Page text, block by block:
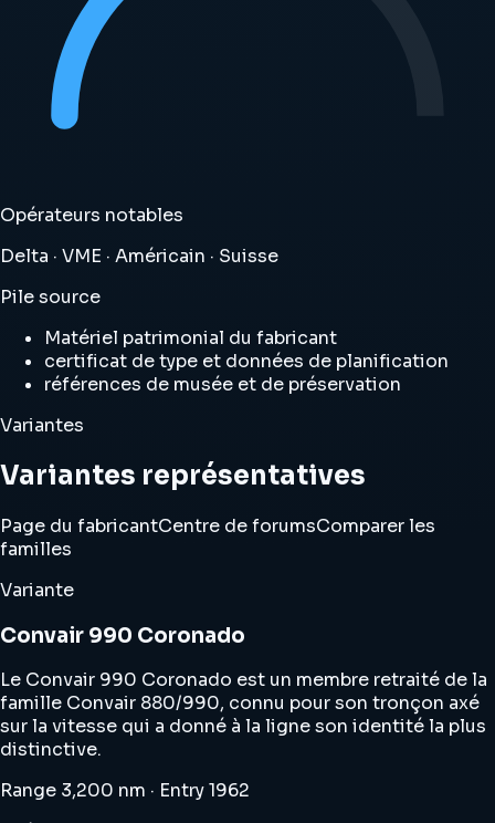
Opérateurs notables
Delta · VME · Américain · Suisse
Pile source
Matériel patrimonial du fabricant
certificat de type et données de planification
références de musée et de préservation
Variantes
Variantes représentatives
Page du fabricantCentre de forumsComparer les
familles
Variante
Convair 990 Coronado
Le Convair 990 Coronado est un membre retraité de la
famille Convair 880/990, connu pour son tronçon axé
sur la vitesse qui a donné à la ligne son identité la plus
distinctive.
Range 3,200 nm · Entry 1962